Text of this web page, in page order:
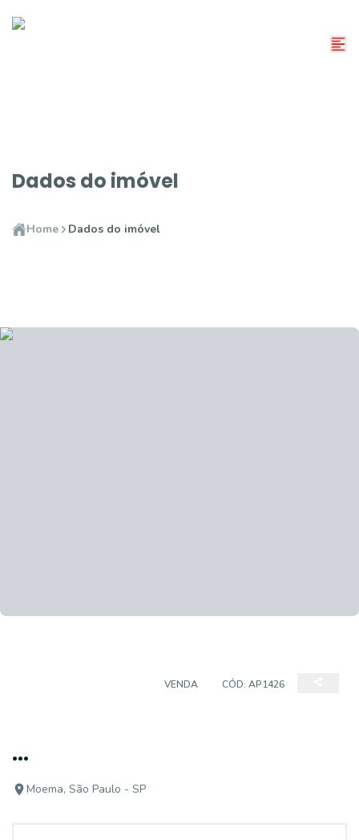
Dados do imóvel
Home Dados do imóvel
VENDA CÓD: AP1426
...
Moema, São Paulo - SP